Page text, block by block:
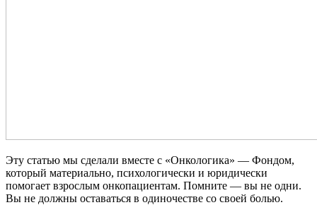
Эту статью мы сделали вместе с «Онкологика» — Фондом,
который материально, психологически и юридически
помогает взрослым онкопациентам. Помните — вы не одни.
Вы не должны оставаться в одиночестве со своей болью.